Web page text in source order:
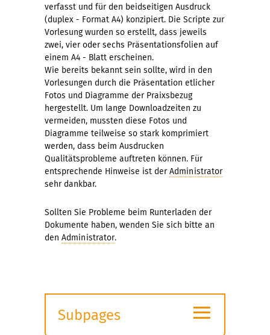
verfasst und für den beidseitigen Ausdruck
(duplex - Format A4) konzipiert. Die Scripte zur
Vorlesung wurden so erstellt, dass jeweils
zwei, vier oder sechs Präsentationsfolien auf
einem A4 - Blatt erscheinen.
Wie bereits bekannt sein sollte, wird in den
Vorlesungen durch die Präsentation etlicher
Fotos und Diagramme der Praixsbezug
hergestellt. Um lange Downloadzeiten zu
vermeiden, mussten diese Fotos und
Diagramme teilweise so stark komprimiert
werden, dass beim Ausdrucken
Qualitätsprobleme auftreten können. Für
entsprechende Hinweise ist derAdministrator
sehr dankbar.
Sollten Sie Probleme beim Runterladen der
Dokumente haben, wenden Sie sich bitte an
den Administrator.
Subpages
≡